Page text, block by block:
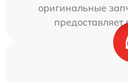
оригинальные
предоставляет